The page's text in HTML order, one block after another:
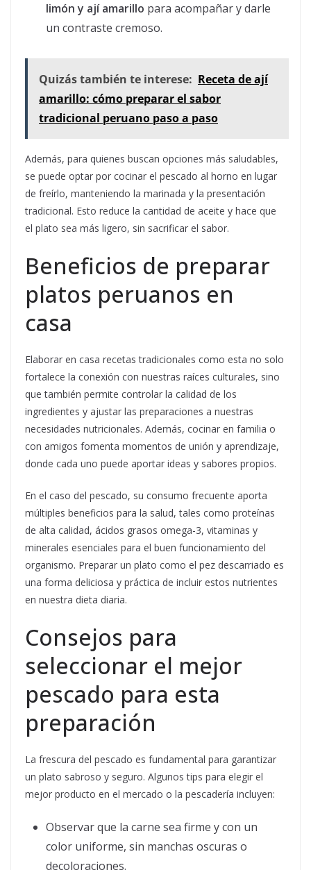
limón y ají amarillo para acompañar y darle
un contraste cremoso.
Quizás también te interese: Receta de ají
amarillo: cómo preparar el sabor
tradicional peruano paso a paso
Además, para quienes buscan opciones más saludables,
se puede optar por cocinar el pescado al horno en lugar
de freírlo, manteniendo la marinada y la presentación
tradicional. Esto reduce la cantidad de aceite y hace que
el plato sea más ligero, sin sacrificar el sabor.
Beneficios de preparar
platos peruanos en
casa
Elaborar en casa recetas tradicionales como esta no solo
fortalece la conexión con nuestras raíces culturales, sino
que también permite controlar la calidad de los
ingredientes y ajustar las preparaciones a nuestras
necesidades nutricionales. Además, cocinar en familia o
con amigos fomenta momentos de unión y aprendizaje,
donde cada uno puede aportar ideas y sabores propios.
En el caso del pescado, su consumo frecuente aporta
múltiples beneficios para la salud, tales como proteínas
de alta calidad, ácidos grasos omega-3, vitaminas y
minerales esenciales para el buen funcionamiento del
organismo. Preparar un plato como el pez descarriado es
una forma deliciosa y práctica de incluir estos nutrientes
en nuestra dieta diaria.
Consejos para
seleccionar el mejor
pescado para esta
preparación
La frescura del pescado es fundamental para garantizar
un plato sabroso y seguro. Algunos tips para elegir el
mejor producto en el mercado o la pescadería incluyen:
Observar que la carne sea firme y con un
color uniforme, sin manchas oscuras o
decoloraciones.